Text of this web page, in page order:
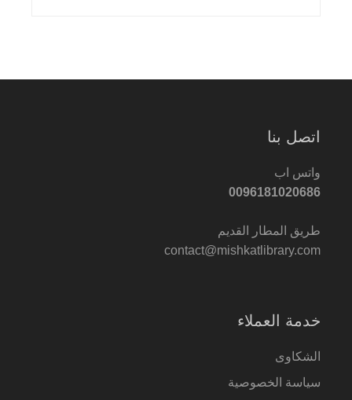
اتصل بنا
واتس اب
0096181020686
طريق المطار القديم
contact@mishkatlibrary.com
خدمة العملاء
الشكاوى
سياسة الخصوصية